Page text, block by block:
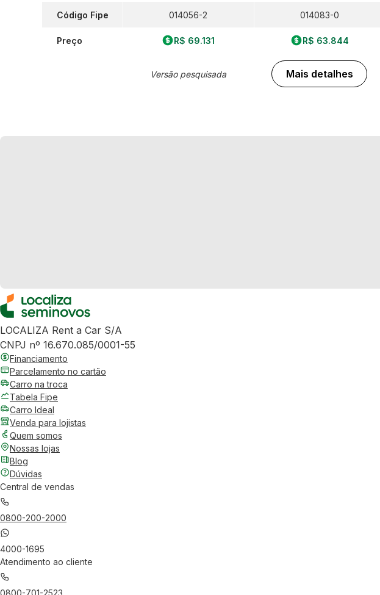
Código Fipe
Preço
014056-2
R$ 69.131
Versão pesquisada
014083-0
R$ 63.844
Mais detalhes
LOCALIZA Rent a Car S/A
CNPJ nº 16.670.085/0001-55
Financiamento
Parcelamento no cartão
Carro na troca
Tabela Fipe
Carro Ideal
Venda para lojistas
Quem somos
Nossas lojas
Blog
Dúvidas
Central de vendas
0800-200-2000
4000-1695
Atendimento ao cliente
0800-701-2523